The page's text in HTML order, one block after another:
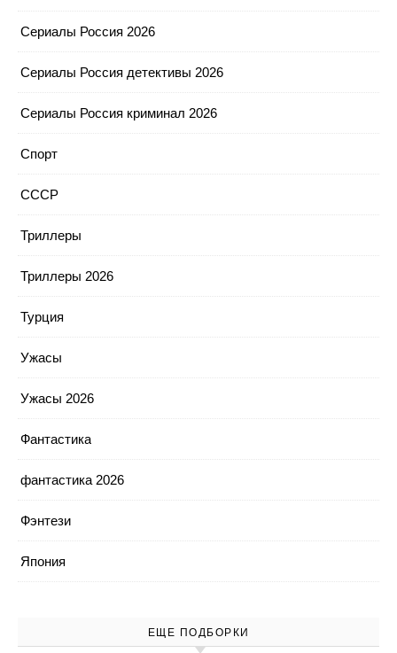
Сериалы Россия 2026
Сериалы Россия детективы 2026
Сериалы Россия криминал 2026
Спорт
СССР
Триллеры
Триллеры 2026
Турция
Ужасы
Ужасы 2026
Фантастика
фантастика 2026
Фэнтези
Япония
ЕЩЕ ПОДБОРКИ